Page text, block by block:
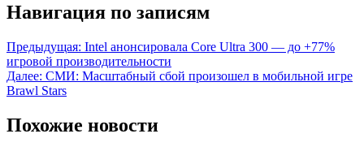
Навигация по записям
Предыдущая: Intel анонсировала Core Ultra 300 — до +77%
игровой производительности
Далее: СМИ: Масштабный сбой произошел в мобильной игре
Brawl Stars
Похожие новости